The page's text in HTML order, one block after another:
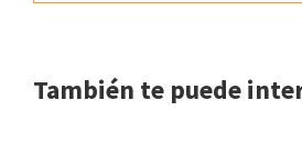
También te puede